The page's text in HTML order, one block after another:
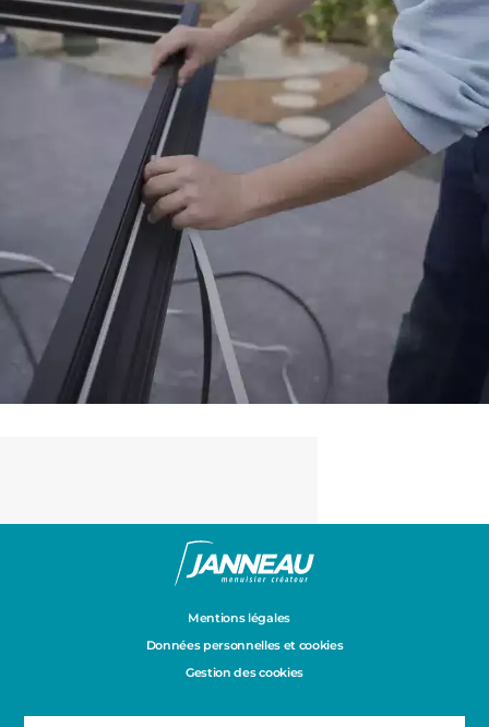
Mentions légales
Données personnelles et cookies
Gestion des cookies